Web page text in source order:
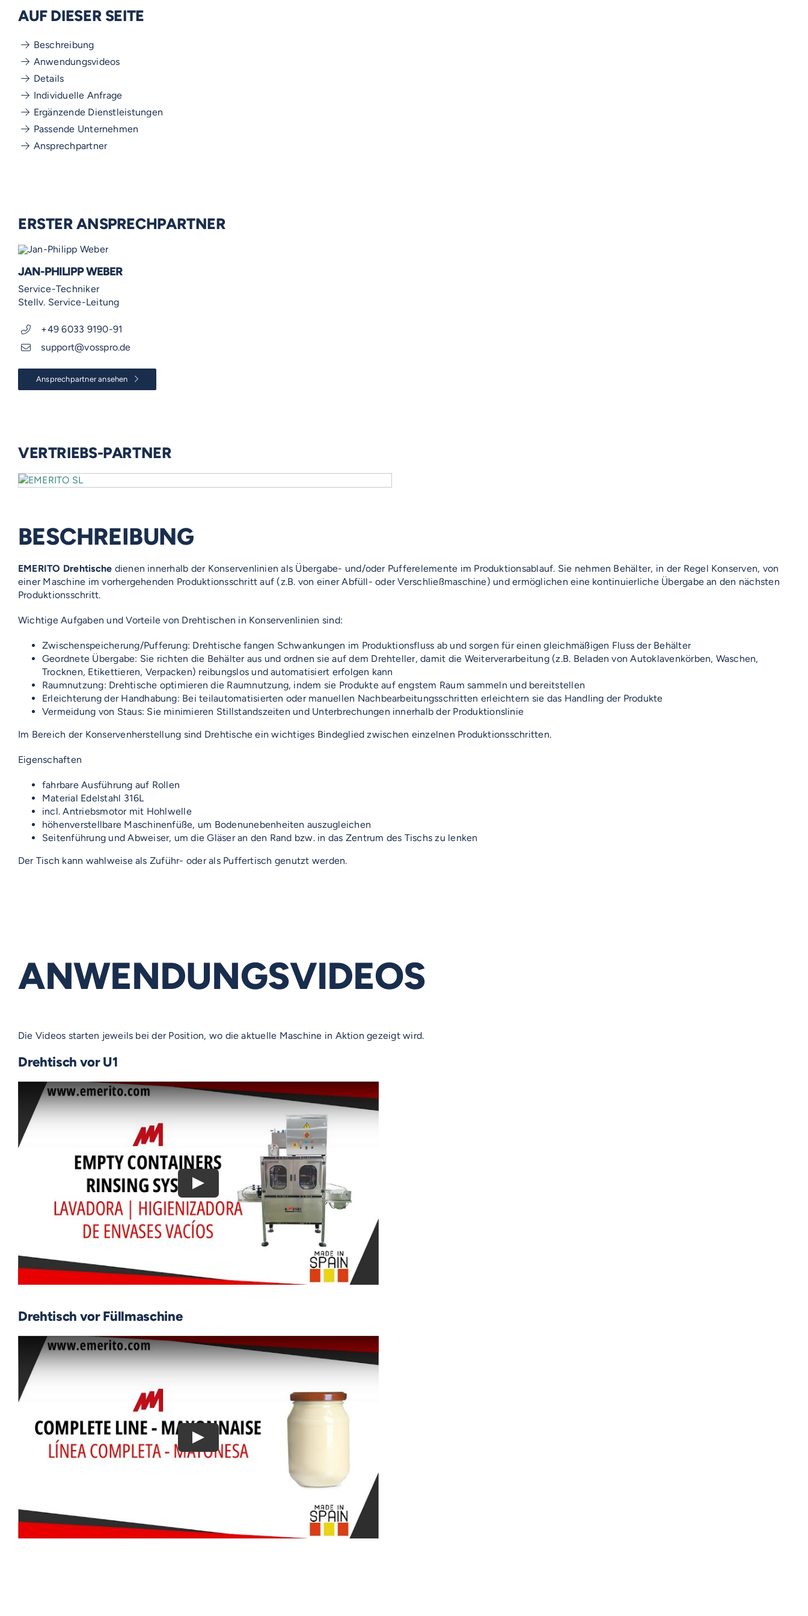
BESCHREIBUNG
EMERITO Drehtische dienen innerhalb der Konservenlinien als Übergabe- und/oder Pufferelemente im Produktionsablauf. Sie nehmen Behälter, in der Regel Konserven, von
einer Maschine im vorhergehenden Produktionsschritt auf (z.B. von einer Abfüll- oder Verschließmaschine) und ermöglichen eine kontinuierliche Übergabe an den nächsten
Produktionsschritt.
Wichtige Aufgaben und Vorteile von Drehtischen in Konservenlinien sind:
Zwischenspeicherung/Pufferung: Drehtische fangen Schwankungen im Produktionsfluss ab und sorgen für einen gleichmäßigen Fluss der Behälter
Geordnete Übergabe: Sie richten die Behälter aus und ordnen sie auf dem Drehteller, damit die Weiterverarbeitung (z.B. Beladen von Autoklavenkörben, Waschen,
Trocknen, Etikettieren, Verpacken) reibungslos und automatisiert erfolgen kann
Raumnutzung: Drehtische optimieren die Raumnutzung, indem sie Produkte auf engstem Raum sammeln und bereitstellen
Erleichterung der Handhabung: Bei teilautomatisierten oder manuellen Nachbearbeitungsschritten erleichtern sie das Handling der Produkte
Vermeidung von Staus: Sie minimieren Stillstandszeiten und Unterbrechungen innerhalb der Produktionslinie
Im Bereich der Konservenherstellung sind Drehtische ein wichtiges Bindeglied zwischen einzelnen Produktionsschritten.
Eigenschaften
fahrbare Ausführung auf Rollen
Material Edelstahl 316L
incl. Antriebsmotor mit Hohlwelle
höhenverstellbare Maschinenfüße, um Bodenunebenheiten auszugleichen
Seitenführung und Abweiser, um die Gläser an den Rand bzw. in das Zentrum des Tischs zu lenken
Der Tisch kann wahlweise als Zuführ- oder als Puffertisch genutzt werden.
ANWENDUNGSVIDEOS
Die Videos starten jeweils bei der Position, wo die aktuelle Maschine in Aktion gezeigt wird.
Drehtisch vor U1
Drehtisch vor Füllmaschine
AUF DIESER SEITE
Beschreibung
Anwendungsvideos
Details
Individuelle Anfrage
Ergänzende Dienstleistungen
Passende Unternehmen
Ansprechpartner
ERSTER ANSPRECHPARTNER
JAN-PHILIPP WEBER
Service-Techniker
Stellv. Service-Leitung
+49 6033 9190-91
support@vosspro.de
Ansprechpartner ansehen
VERTRIEBS-PARTNER